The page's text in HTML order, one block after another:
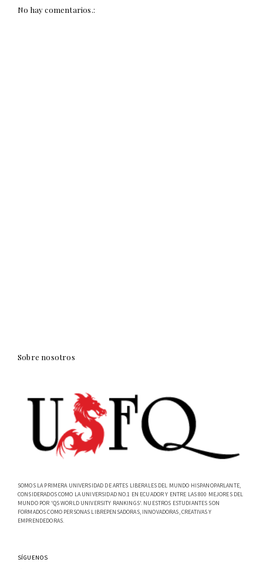
No hay comentarios.:
Sobre nosotros
SOMOS LA PRIMERA UNIVERSIDAD DE ARTES LIBERALES DEL MUNDO HISPANOPARLANTE,
CONSIDERADOS COMO LA UNIVERSIDAD NO.1 EN ECUADOR Y ENTRE LAS 800 MEJORES DEL
MUNDO POR 'QS WORLD UNIVERSITY RANKINGS'. NUESTROS ESTUDIANTES SON
FORMADOS COMO PERSONAS LIBREPENSADORAS, INNOVADORAS, CREATIVAS Y
EMPRENDEDORAS.
SÍGUENOS